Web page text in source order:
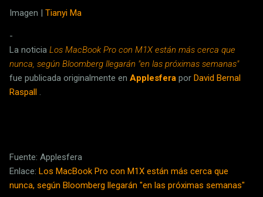
Imagen | Tianyi Ma
-
La noticia Los MacBook Pro con M1X están más cerca que
nunca, según Bloomberg llegarán "en las próximas semanas"
fue publicada originalmente en Applesfera por David Bernal
Raspall .
Fuente: Applesfera
Enlace: Los MacBook Pro con M1X están más cerca que
nunca, según Bloomberg llegarán "en las próximas semanas"